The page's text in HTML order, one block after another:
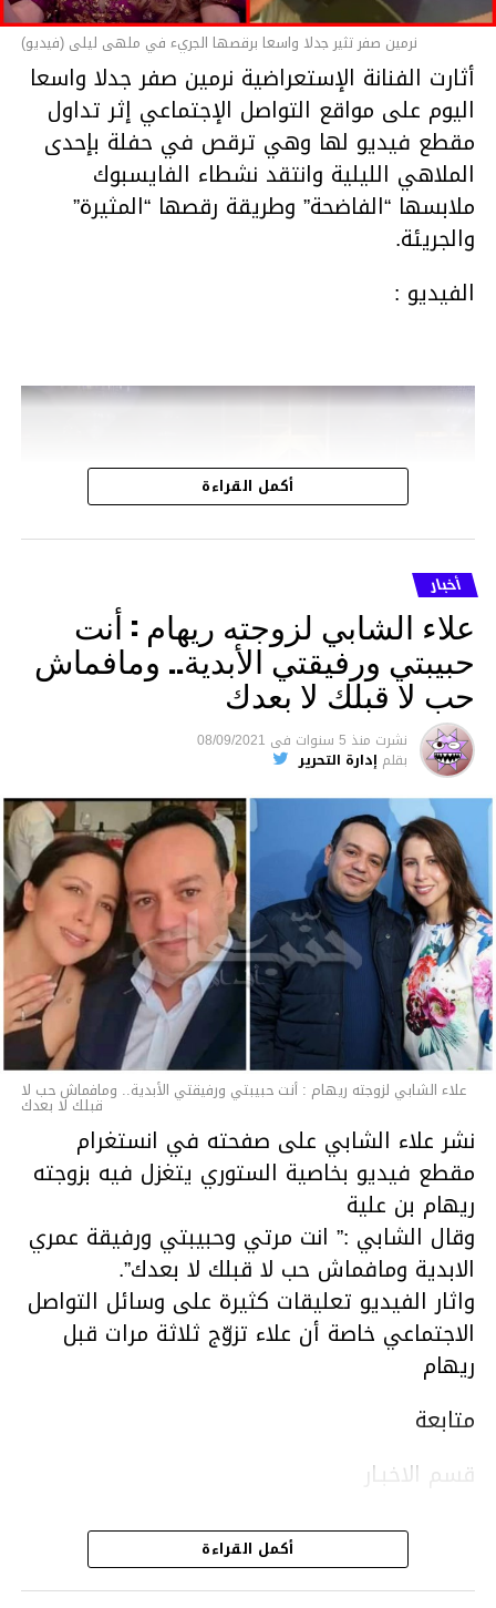
نرمين صفر تثير جدلا واسعا برقصها الجريء في ملهى ليلى (فيديو)
أثارت الفنانة الإستعراضية نرمين صفر جدلا واسعا
اليوم على مواقع التواصل الإجتماعي إثر تداول
مقطع فيديو لها وهي ترقص في حفلة بإحدى
الملاهي الليلية وانتقد نشطاء الفايسبوك
ملابسها “الفاضحة” وطريقة رقصها “المثيرة”
والجريئة.
الفيديو :
مشغل
00:00
00:41
متابعة
قسم الاخبـار
أكمل القراءة
أخبار
علاء الشابي لزوجته ريهام : أنت
حبيبتي ورفيقتي الأبدية.. ومافماش
حب لا قبلك لا بعدك
نشرت منذ 5 سنوات فى 08/09/2021
بقلم إدارة التحرير
علاء الشابي لزوجته ريهام : أنت حبيبتي ورفيقتي الأبدية.. ومافماش حب لا
قبلك لا بعدك
نشر علاء الشابي على صفحته في انستغرام
مقطع فيديو بخاصية الستوري يتغزل فيه بزوجته
ريهام بن علية
وقال الشابي :” انت مرتي وحبيبتي ورفيقة عمري
الابدية ومافماش حب لا قبلك لا بعدك”.
واثار الفيديو تعليقات كثيرة على وسائل التواصل
الاجتماعي خاصة أن علاء تزوّج ثلاثة مرات قبل
ريهام
متابعة
قسم الاخبـار
أكمل القراءة